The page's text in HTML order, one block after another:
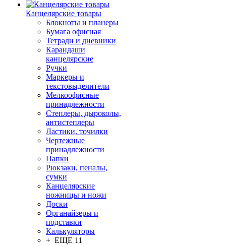
Канцелярские товары
Блокноты и планеры
Бумага офисная
Тетради и дневники
Карандаши
канцелярские
Ручки
Маркеры и
текстовыделители
Мелкоофисные
принадлежности
Степлеры, дыроколы,
антистеплеры
Ластики, точилки
Чертежные
принадлежности
Папки
Рюкзаки, пеналы,
сумки
Канцелярские
ножницы и ножи
Доски
Органайзеры и
подставки
Калькуляторы
+ ЕЩЕ 11